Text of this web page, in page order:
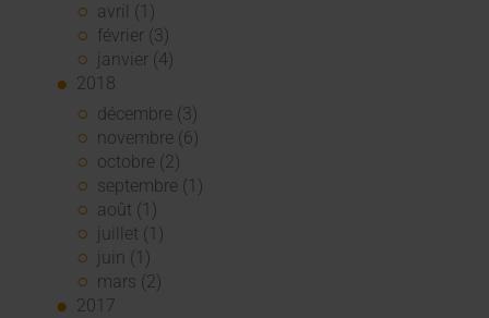
avril (1)
février (3)
janvier (4)
2018
décembre (3)
novembre (6)
octobre (2)
septembre (1)
août (1)
juillet (1)
juin (1)
mars (2)
2017